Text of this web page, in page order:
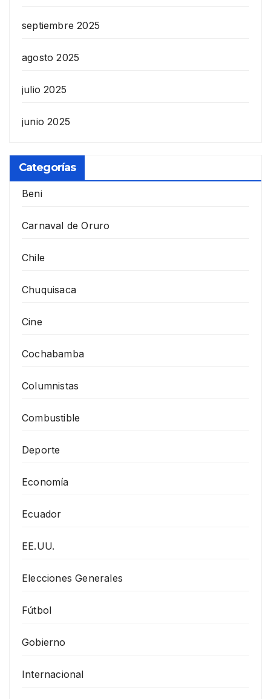
septiembre 2025
agosto 2025
julio 2025
junio 2025
Categorías
Beni
Carnaval de Oruro
Chile
Chuquisaca
Cine
Cochabamba
Columnistas
Combustible
Deporte
Economía
Ecuador
EE.UU.
Elecciones Generales
Fútbol
Gobierno
Internacional